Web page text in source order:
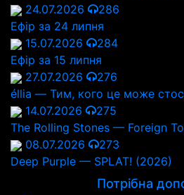
24.07.2026
286
Ефір за 24 липня
15.07.2026
284
Ефір за 15 липня
27.07.2026
276
éllia — Тим, кого це може
14.07.2026
275
The Rolling Stones — Foreign
08.07.2026
273
Deep Purple — SPLAT! (2026)
Потрібна